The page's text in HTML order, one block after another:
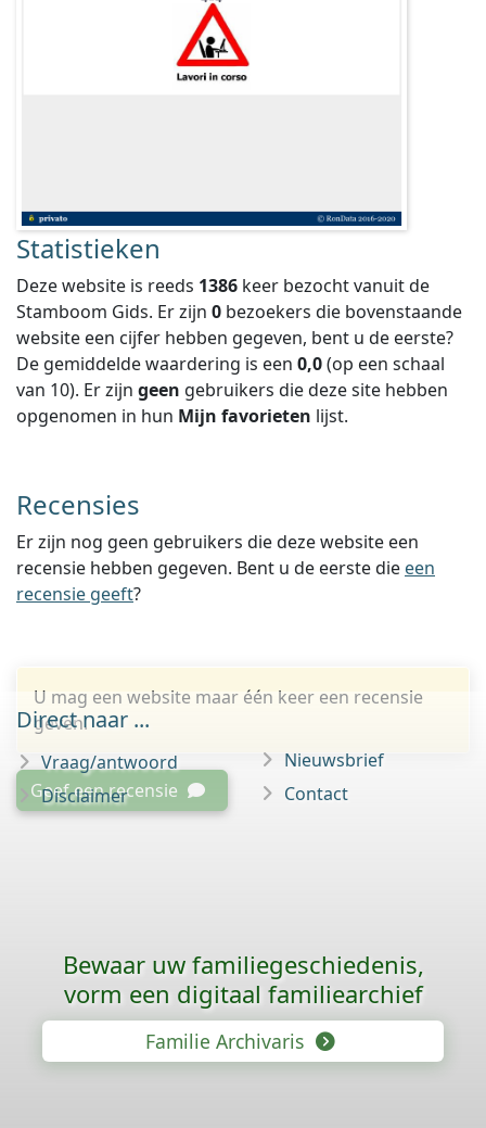
Statistieken
Deze website is reeds 1386 keer bezocht vanuit de
Stamboom Gids. Er zijn 0 bezoekers die bovenstaande
website een cijfer hebben gegeven, bent u de eerste?
De gemiddelde waardering is een 0,0(op een schaal
van 10). Er zijn geen gebruikers die deze site hebben
opgenomen in hun Mijn favorieten lijst.
Recensies
Er zijn nog geen gebruikers die deze website een
recensie hebben gegeven. Bent u de eerste die een
recensie geeft?
U mag een website maar één keer een recensie
geven.
Geef een recensie
Direct naar ...
Vraag/antwoord
Disclaimer
Nieuwsbrief
Contact
Bewaar uw familie­geschiedenis,
vorm een digitaal familiearchief
Familie Archivaris